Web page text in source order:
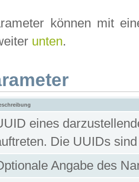
können mit
unten.
eines
Die UUIDs
Angabe des